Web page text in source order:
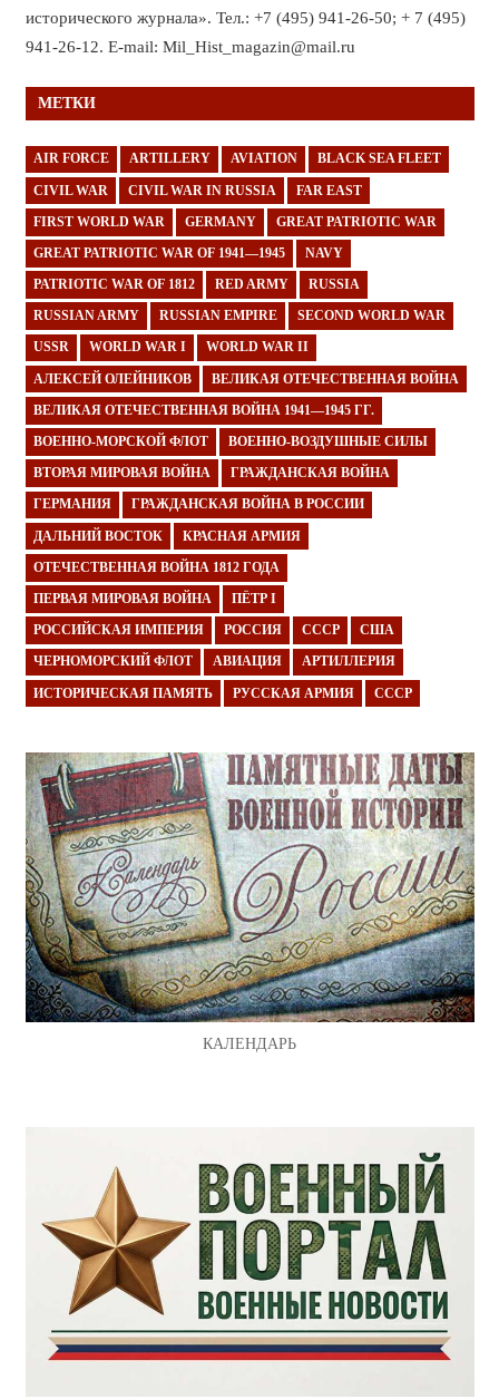
исторического журнала». Тел.: +7 (495) 941-26-50; + 7 (495)
941-26-12. E-mail: Mil_Hist_magazin@mail.ru
МЕТКИ
AIR FORCE ARTILLERY AVIATION BLACK SEA FLEET
CIVIL WAR CIVIL WAR IN RUSSIA FAR EAST
FIRST WORLD WAR GERMANY GREAT PATRIOTIC WAR
GREAT PATRIOTIC WAR OF 1941—1945 NAVY
PATRIOTIC WAR OF 1812 RED ARMY RUSSIA
RUSSIAN ARMY RUSSIAN EMPIRE SECOND WORLD WAR
USSR WORLD WAR I WORLD WAR II
АЛЕКСЕЙ ОЛЕЙНИКОВ ВЕЛИКАЯ ОТЕЧЕСТВЕННАЯ ВОЙНА
ВЕЛИКАЯ ОТЕЧЕСТВЕННАЯ ВОЙНА 1941—1945 ГГ.
ВОЕННО-МОРСКОЙ ФЛОТ ВОЕННО-ВОЗДУШНЫЕ СИЛЫ
ВТОРАЯ МИРОВАЯ ВОЙНА ГРАЖДАНСКАЯ ВОЙНА
ГЕРМАНИЯ ГРАЖДАНСКАЯ ВОЙНА В РОССИИ
ДАЛЬНИЙ ВОСТОК КРАСНАЯ АРМИЯ
ОТЕЧЕСТВЕННАЯ ВОЙНА 1812 ГОДА
ПЕРВАЯ МИРОВАЯ ВОЙНА ПЁТР I
РОССИЙСКАЯ ИМПЕРИЯ РОССИЯ СССР США
ЧЕРНОМОРСКИЙ ФЛОТ АВИАЦИЯ АРТИЛЛЕРИЯ
ИСТОРИЧЕСКАЯ ПАМЯТЬ РУССКАЯ АРМИЯ СССР
КАЛЕНДАРЬ